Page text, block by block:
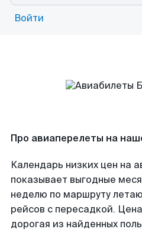
Войти
Про авиаперелеты на
Календарь низких цен на
показывает выгодные
неделю по маршруту
рейсов с пересадкой.
дорогая из найденных